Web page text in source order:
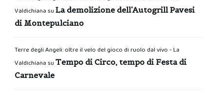
Valdichiana su La demolizione dell’Autogrill Pavesi
di Montepulciano
Terre degli Angeli: oltre il velo del gioco di ruolo dal vivo - La
Valdichiana su Tempo di Circo, tempo di Festa di
Carnevale